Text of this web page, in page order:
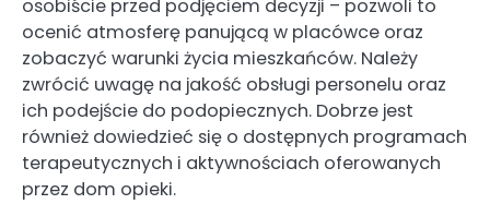
osobiście przed podjęciem decyzji – pozwoli to
ocenić atmosferę panującą w placówce oraz
zobaczyć warunki życia mieszkańców. Należy
zwrócić uwagę na jakość obsługi personelu oraz
ich podejście do podopiecznych. Dobrze jest
również dowiedzieć się o dostępnych programach
terapeutycznych i aktywnościach oferowanych
przez dom opieki.